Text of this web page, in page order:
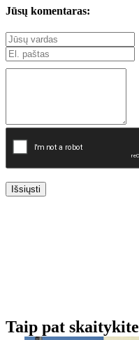
Jūsų komentaras:
Išsiųsti
Taip pat skaitykite